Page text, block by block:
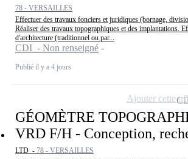
78 - VERSAILLES
Effectuer des travaux fonciers et juridiques (bornage,
Réaliser des travaux topographiques et des implantations.
d'architecture (traditionnel ou par...
CDI - Non renseigné
Publié il y a 4 jours
GÉOMÈTRE
VRD F/H - Conception,
LTD - 78 - VERSAILLES
Ajouter cette